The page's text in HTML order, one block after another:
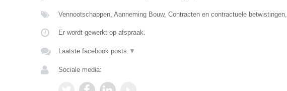
Vennootschappen, Aanneming Bouw, Contracten en contractuele betwistingen,
Er wordt gewerkt op afspraak.
Laatste facebook posts ▼
Sociale media: